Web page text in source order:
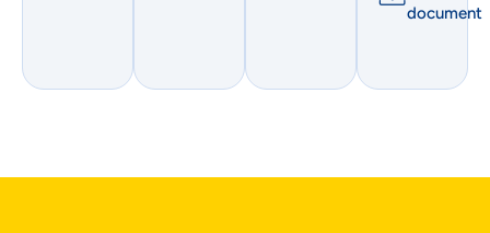
document